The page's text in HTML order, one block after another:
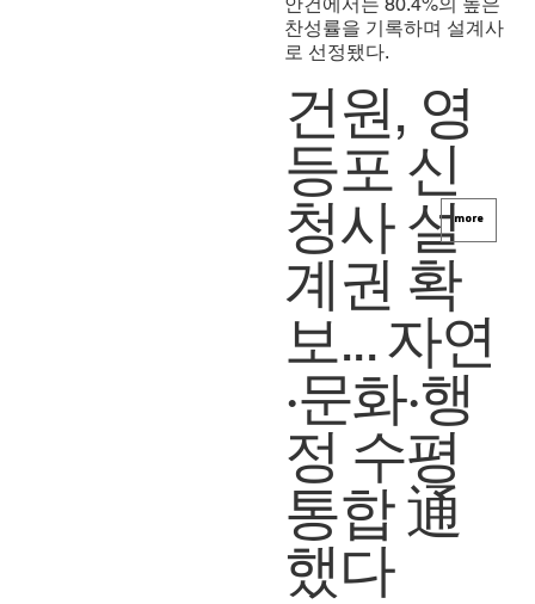
찬성률을 기록하며 설계사
로 선정됐다.
건원, 영
등포 신
청사 설
계권 확
보... 자연
·문화·행
정 수평
통합 通
했다
more